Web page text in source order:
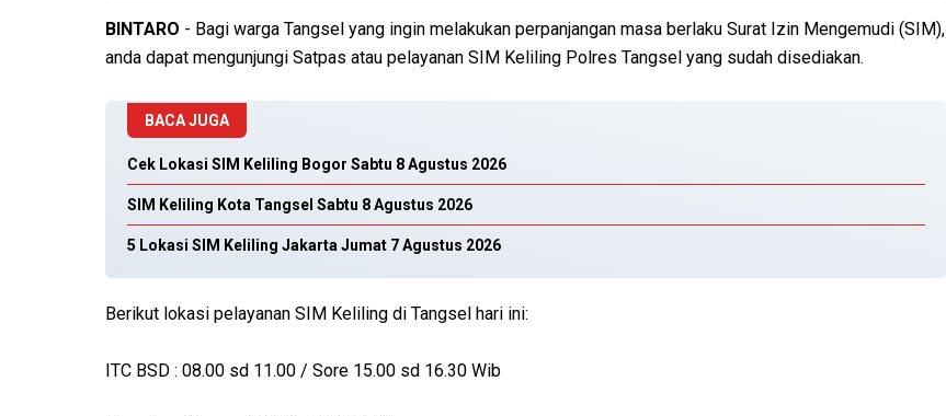
BINTARO - Bagi warga Tangsel yang ingin melakukan perpanjangan masa berlaku Surat Izin Mengemudi (SIM),
anda dapat mengunjungi Satpas atau pelayanan SIM Keliling Polres Tangsel yang sudah disediakan.
BACA JUGA
Cek Lokasi SIM Keliling Bogor Sabtu 8 Agustus 2026
SIM Keliling Kota Tangsel Sabtu 8 Agustus 2026
5 Lokasi SIM Keliling Jakarta Jumat 7 Agustus 2026
Berikut lokasi pelayanan SIM Keliling di Tangsel hari ini:
ITC BSD : 08.00 sd 11.00 / Sore 15.00 sd 16.30 Wib